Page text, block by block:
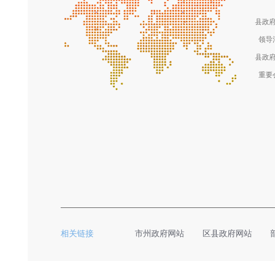
县政
领导
县政
重要
相关链接 市州政府网站 区县政府网站